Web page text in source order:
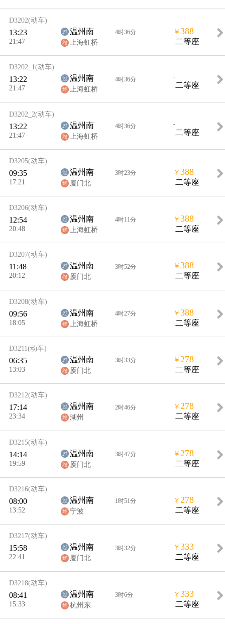
D3202(动车)
13:23
21:47
温州南
上海虹桥
4时36分 ￥ 388
二等座
D3202_1(动车)
13:22
21:47
温州南
上海虹桥
4时36分 -
二等座
D3202_2(动车)
13:22
21:47
温州南
上海虹桥
4时36分 -
二等座
D3205(动车)
09:35
17:21
温州南
厦门北
3时23分 ￥ 388
二等座
D3206(动车)
12:54
20:48
温州南
上海虹桥
4时11分 ￥ 388
二等座
D3207(动车)
11:48
20:12
温州南
厦门北
3时52分 ￥ 388
二等座
D3208(动车)
09:56
18:05
温州南
上海虹桥
4时27分 ￥ 388
二等座
D3211(动车)
06:35
13:03
温州南
厦门北
3时33分 ￥ 278
二等座
D3212(动车)
17:14
23:34
温州南
湖州
2时46分 ￥ 278
二等座
D3215(动车)
14:14
19:59
温州南
厦门北
3时47分 ￥ 278
二等座
D3216(动车)
08:00
13:52
温州南
宁波
1时51分 ￥ 278
二等座
D3217(动车)
15:58
22:41
温州南
厦门北
3时32分 ￥ 333
二等座
D3218(动车)
08:41
15:33
温州南
杭州东
3时6分 ￥ 333
二等座